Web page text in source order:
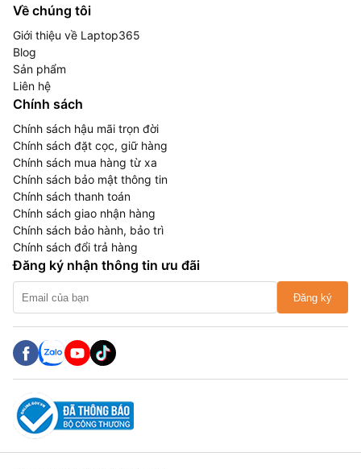
Về chúng tôi
Giới thiệu về Laptop365
Blog
Sản phẩm
Liên hệ
Chính sách
Chính sách hậu mãi trọn đời
Chính sách đặt cọc, giữ hàng
Chính sách mua hàng từ xa
Chính sách bảo mật thông tin
Chính sách thanh toán
Chính sách giao nhận hàng
Chính sách bảo hành, bảo trì
Chính sách đổi trả hàng
Đăng ký nhận thông tin ưu đãi
Đăng ký